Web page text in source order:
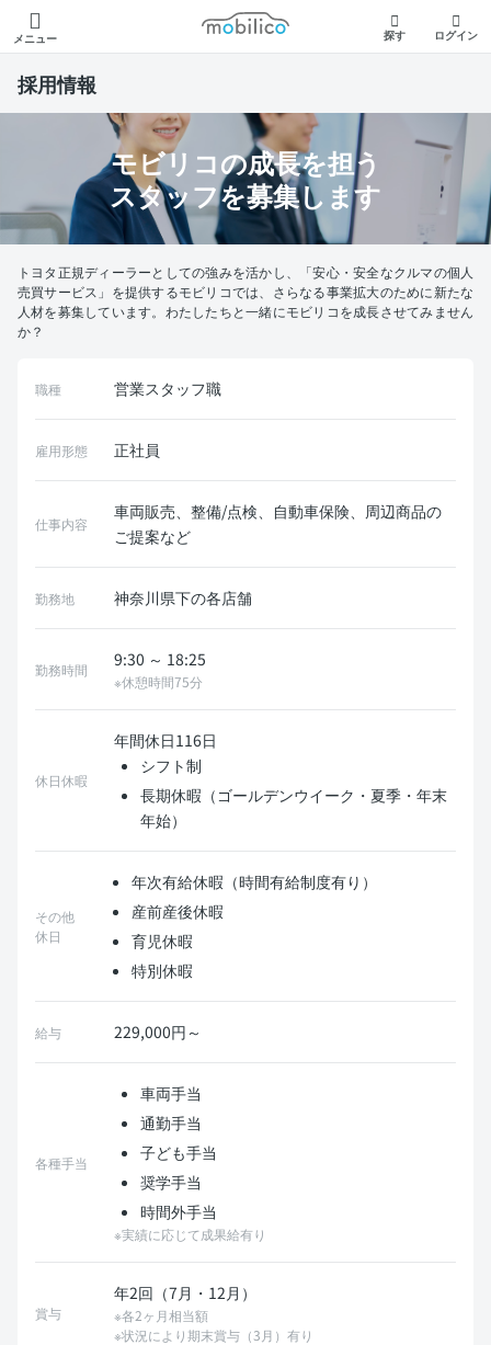
メニュー
モビリコ
探す ログイン
採用情報
モビリコの成長を担う
スタッフを募集します
トヨタ正規ディーラーとしての強みを活かし、「安心・安全なクルマの個人
売買サービス」を提供するモビリコでは、さらなる事業拡大のために新たな
人材を募集しています。わたしたちと一緒にモビリコを成長させてみません
か？
職種 営業スタッフ職
雇用形態 正社員
仕事内容
車両販売、整備/点検、自動車保険、周辺商品の
ご提案など
勤務地 神奈川県下の各店舗
勤務時間 9:30 ～ 18:25
※休憩時間75分
休日休暇
年間休日116日
シフト制
長期休暇（ゴールデンウイーク・夏季・年末
年始）
その他
休日
年次有給休暇（時間有給制度有り）
産前産後休暇
育児休暇
特別休暇
給与 229,000円～
各種手当
車両手当
通勤手当
子ども手当
奨学手当
時間外手当
※実績に応じて成果給有り
賞与
年2回（7月・12月）
※各2ヶ月相当額
※状況により期末賞与（3月）有り